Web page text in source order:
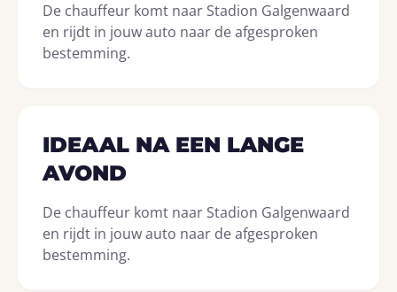
De chauffeur komt naar Stadion Galgenwaard
en rijdt in jouw auto naar de afgesproken
bestemming.
IDEAAL NA EEN LANGE
AVOND
De chauffeur komt naar Stadion Galgenwaard
en rijdt in jouw auto naar de afgesproken
bestemming.